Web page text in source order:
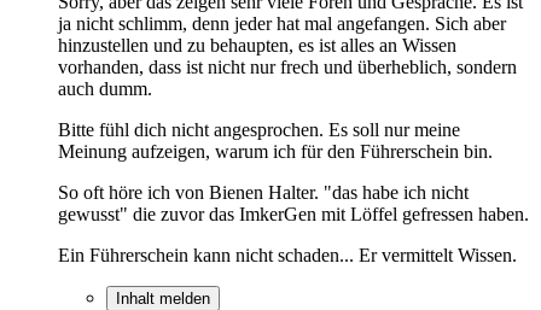
ja nicht schlimm, denn jeder hat mal angefangen. Sich aber
hinzustellen und zu behaupten, es ist alles an Wissen
vorhanden, dass ist nicht nur frech und überheblich, sondern
auch dumm.
Bitte fühl dich nicht angesprochen. Es soll nur meine
Meinung aufzeigen, warum ich für den Führerschein bin.
So oft höre ich von Bienen Halter. "das habe ich nicht
gewusst" die zuvor das ImkerGen mit Löffel gefressen haben.
Ein Führerschein kann nicht schaden... Er vermittelt Wissen.
Inhalt melden